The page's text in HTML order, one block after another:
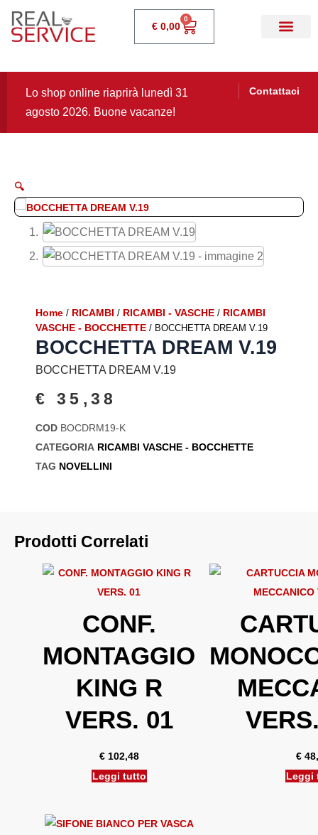
€ 0,00
0
Contattaci
Lo shop online riaprirà lunedì 31
agosto 2026. Buone vacanze!
🔍
Home / RICAMBI / RICAMBI - VASCHE / RICAMBI
VASCHE - BOCCHETTE / BOCCHETTA DREAM V.19
BOCCHETTA DREAM V.19
BOCCHETTA DREAM V.19
€ 35,38
COD BOCDRM19-K
CATEGORIA RICAMBI VASCHE - BOCCHETTE
TAG NOVELLINI
Prodotti Correlati
CONF.
MONTAGGIO
KING R
VERS. 01
€102,48
Leggi tutto
€
Leggi